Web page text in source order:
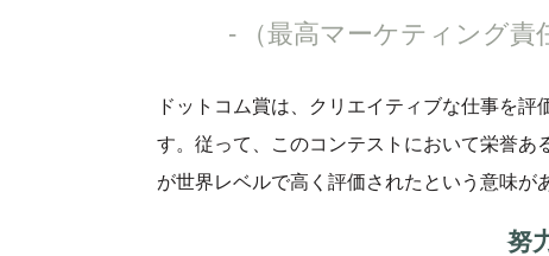
（最高マーケティング責
ドットコム賞は、クリエイティブな仕事を
す。従って、このコンテストにおいて栄誉
が世界レベルで高く評価されたという意味が
努